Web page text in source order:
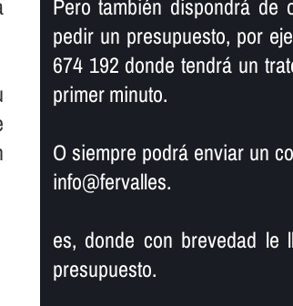
Pero también dispondrá de
pedir un presupuesto, por
674 192 donde tendrá un
primer minuto.
O siempre podrá enviar un
info@fervalles.
es, donde con brevedad le
presupuesto.